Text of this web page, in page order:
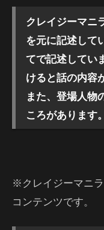
クレイジーマニ
を元に記述して
てで記述してい
けると話の内容
また、登場人物
ころがあります。
※クレイジーマニ
コンテンツです。